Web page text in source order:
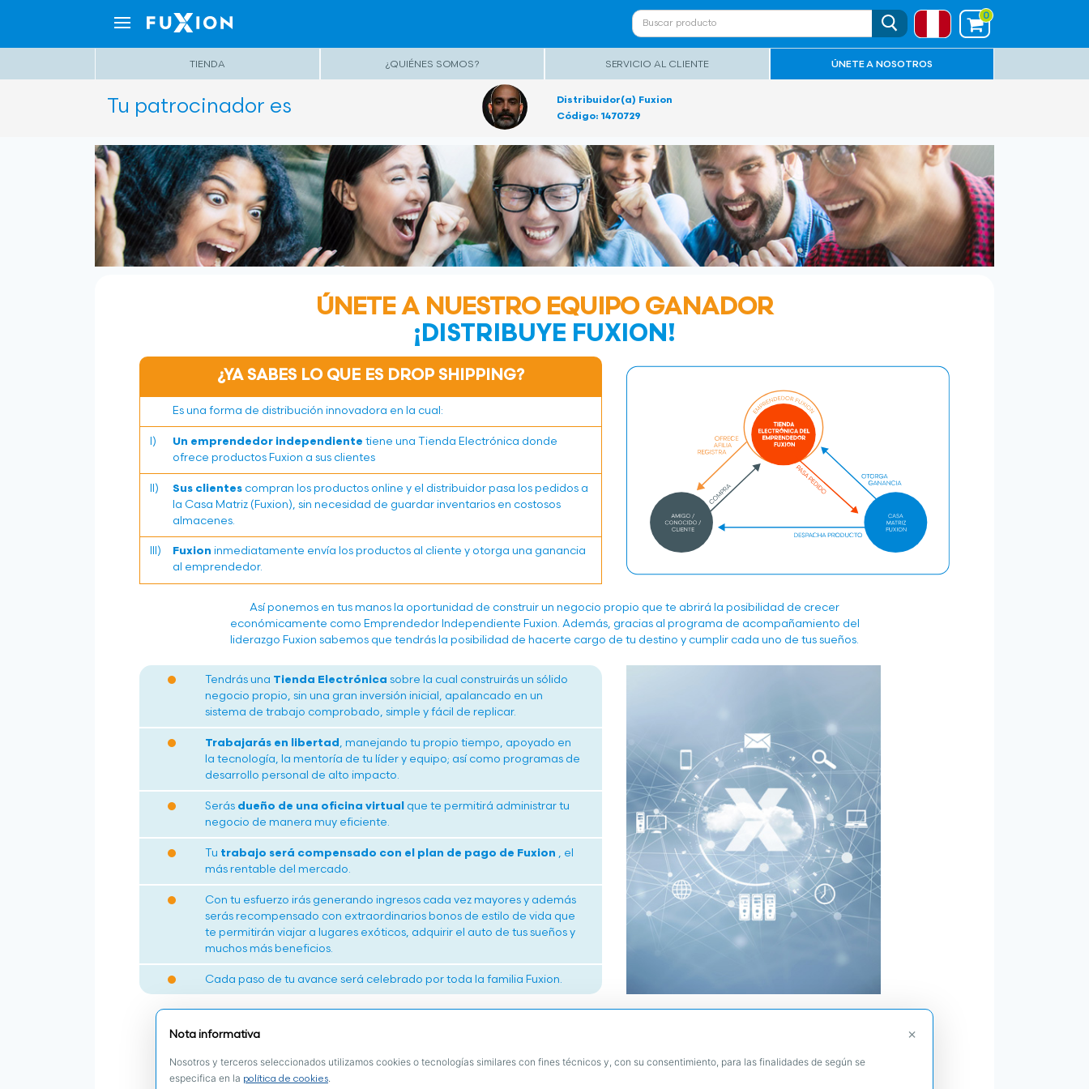
0
TIENDA ¿QUIÉNES SOMOS? SERVICIO AL CLIENTE ÚNETE A NOSOTROS
Tu patrocinador es
Distribuidor(a) Fuxion
Código: 1470729
ÚNETE A NUESTRO EQUIPO GANADOR
¡DISTRIBUYE FUXION!
¿YA SABES LO QUE ES DROP SHIPPING?
Es una forma de distribución innovadora en la cual:
I) Un emprendedor independiente tiene una Tienda Electrónica donde
ofrece productos Fuxion a sus clientes
II) Sus clientes compran los productos online y el distribuidor pasa los pedidos a
la Casa Matriz (Fuxion), sin necesidad de guardar inventarios en costosos
almacenes.
III) Fuxion inmediatamente envía los productos al cliente y otorga una ganancia
al emprendedor.
Así ponemos en tus manos la oportunidad de construir un negocio propio que te abrirá la posibilidad de crecer
económicamente como Emprendedor Independiente Fuxion. Además, gracias al programa de acompañamiento del
liderazgo Fuxion sabemos que tendrás la posibilidad de hacerte cargo de tu destino y cumplir cada uno de tus sueños.
Tendrás una Tienda Electrónica sobre la cual construirás un sólido
negocio propio, sin una gran inversión inicial, apalancado en un
sistema de trabajo comprobado, simple y fácil de replicar.
Trabajarás en libertad , manejando tu propio tiempo, apoyado en
la tecnología, la mentoría de tu líder y equipo; así como programas de
desarrollo personal de alto impacto.
Serás dueño de una oficina virtual
que te permitirá administrar tu
negocio de manera muy eficiente.
Tu trabajo será compensado con el plan de pago de Fuxion , el
más rentable del mercado.
Con tu esfuerzo irás generando ingresos cada vez mayores y además
serás recompensado con extraordinarios bonos de estilo de vida que
te permitirán viajar a lugares exóticos, adquirir el auto de tus sueños y
muchos más beneficios.
Cada paso de tu avance será celebrado por toda la familia Fuxion.
×
Nota informativa
Nosotros y terceros seleccionados utilizamos cookies o tecnologías similares con fines técnicos y, con su consentimiento, para las finalidades de según se
especifica en la política de cookies.